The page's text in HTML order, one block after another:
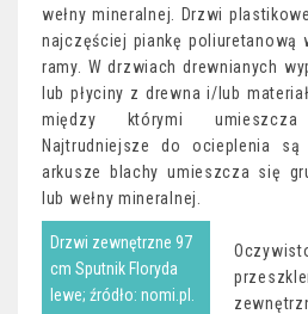
wełny mineralnej. Drzwi
najczęściej piankę poliuretanową
ramy. W drzwiach drewnianych
lub płyciny z drewna i/lub
między którymi
Najtrudniejsze do ocieplenia
arkusze blachy umieszcza się
lub wełny mineralnej.
Drzwi zewnętrzne 97
cm Sputnik Floryda
lewe; źródło: nomi.pl.